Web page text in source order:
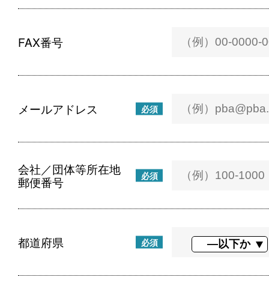
FAX番号
メールアドレス 必須
会社／団体等所在地
郵便番号
必須
都道府県 必須